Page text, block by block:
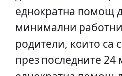
еднократна помощ
минимални работни
родители, които са
през последните 24